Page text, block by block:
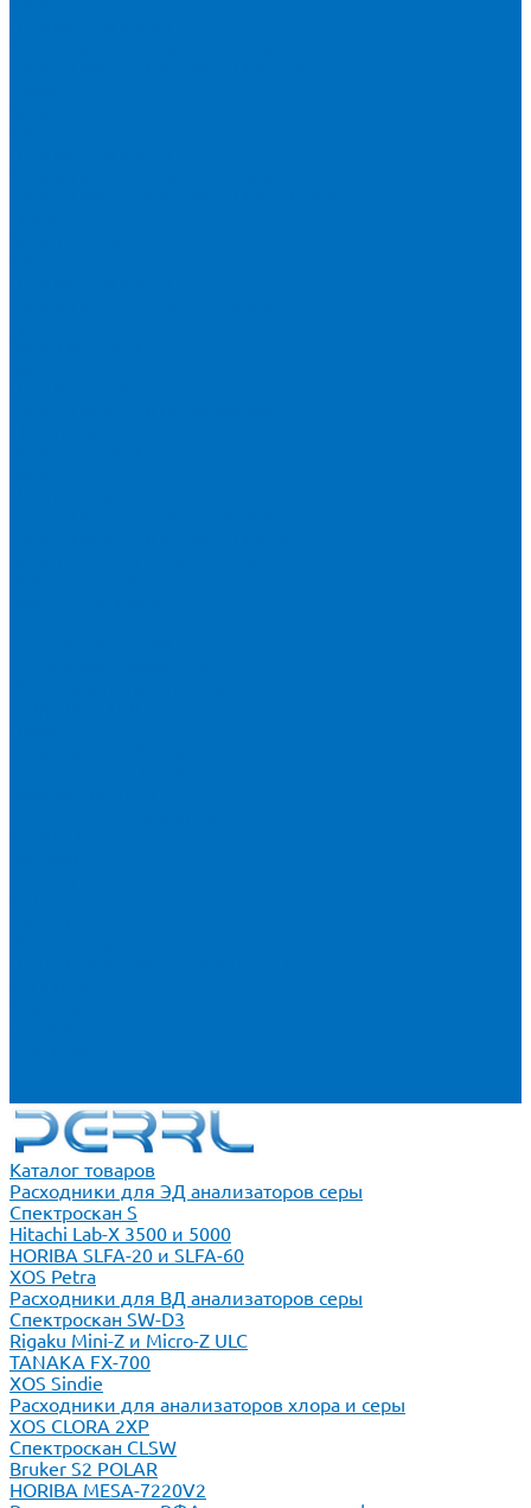
Каталог товаров
Расходники для ЭД анализаторов серы
Спектроскан S
Hitachi Lab-X 3500 и 5000
HORIBA SLFA-20 и SLFA-60
XOS Petra
Расходники для ВД анализаторов серы
Спектроскан SW-D3
Rigaku Mini-Z и Micro-Z ULC
TANAKA FX-700
XOS Sindie
Расходники для анализаторов хлора и серы
XOS CLORA 2XP
Спектроскан CLSW
Bruker S2 POLAR
HORIBA MESA-7220V2